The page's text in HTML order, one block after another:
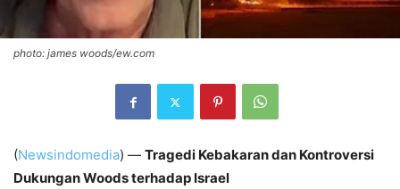
photo: james woods/ew.com
(Newsindomedia) — Tragedi Kebakaran dan Kontroversi
Dukungan Woods terhadap Israel